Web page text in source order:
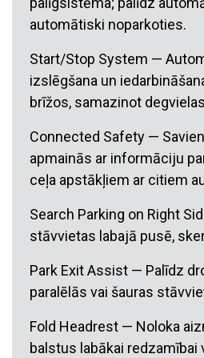
automātiski noparkoties.
Start/Stop System —
izslēgšana un
brīžos, samazinot
Connected Safety —
apmainās ar informāciju
ceļa apstākļiem ar citiem
Search Parking on Right
stāvvietas labajā pusē,
Park Exit Assist — Palīdz
paralēlās vai šauras
Fold Headrest — Noloka
balstus labākai redzamībai